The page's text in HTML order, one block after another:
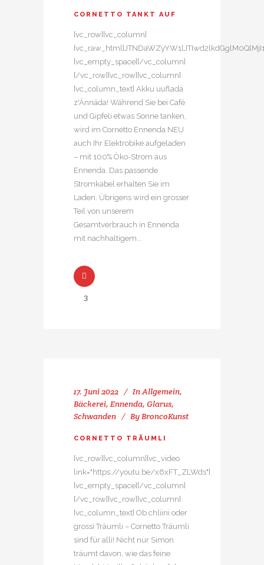
CORNETTO TANKT AUF
[vc_row][vc_column]
[vc_empty_space][/vc_column]
[/vc_row][vc_row][vc_column]
[vc_column_text] Akku uufladä
z'Ännäda! Während Sie bei Café
und Gipfeli etwas Sonne tanken,
wird im Cornetto Ennenda NEU
auch Ihr Elektrobike aufgeladen
– mit 100% Öko-Strom aus
Ennenda. Das passende
Stromkabel erhalten Sie im
Laden. Übrigens wird ein grosser
Teil von unserem
Gesamtverbrauch in Ennenda
mit nachhaltigem...
3
17. Juni 2022 InAllgemein,
Bäckerei, Ennenda, Glarus,
Schwanden
By BroncoKunst
CORNETTO TRÄUMLI
[vc_row][vc_column][vc_video
link="https://youtu.be/x6xFT_ZLWds"]
[vc_empty_space][/vc_column]
[/vc_row][vc_row][vc_column]
[vc_column_text] Ob chliini oder
grossi Träumli – Cornetto Träumli
sind für alli! Nicht nur Simon
träumt davon, wie das feine